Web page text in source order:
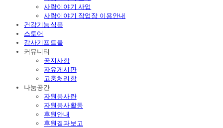
사랑이야기 사업
사랑이야기 작업장 이용안내
건강기능식품
스토어
감사기프트몰
커뮤니티
공지사항
자유게시판
고충처리함
나눔공간
자원봉사란
자원봉사활동
후원안내
후원결과보고